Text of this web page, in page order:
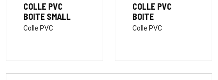
COLLE PVC
BOITE SMALL
Colle PVC
COLLE PVC
BOITE
Colle PVC